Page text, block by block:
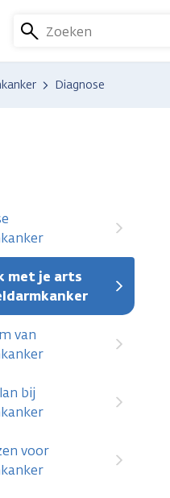
Zoeken
Diagnose
met je arts
van
bij
voor